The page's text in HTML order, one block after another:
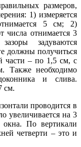
размеров,
1) измеряется
5 см; 2)
числа отнимается 3
задуваются
должны получиться
части – по 1,5 см, с
Также необходимо
и слива.
см.
проводится в
увеличивается на 3
По вертикали
четверти – это и